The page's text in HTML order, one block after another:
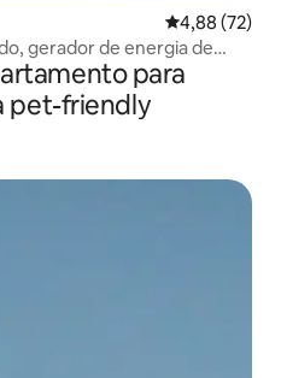
4,88 de uma
4,88 (72)
gerador de energia de
para
pet-friendly